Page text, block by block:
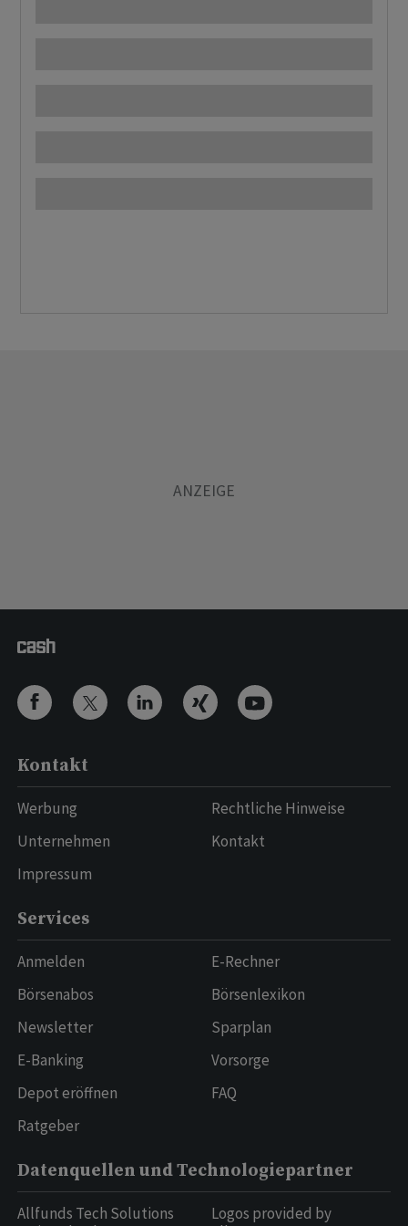
Kontakt
Werbung
Unternehmen
Impressum
Rechtliche Hinweise
Kontakt
Services
Anmelden
Börsenabos
Newsletter
E-Banking
Depot eröffnen
Ratgeber
E-Rechner
Börsenlexikon
Sparplan
Vorsorge
FAQ
Datenquellen und Technologiepartner
Allfunds Tech Solutions
Logos provided by